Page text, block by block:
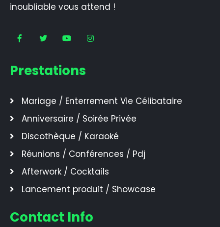
inoubliable vous attend !
Prestations
Mariage / Enterrement Vie Célibataire
Anniversaire / Soirée Privée
Discothèque / Karaoké
Réunions / Conférences / Pdj
Afterwork / Cocktails
Lancement produit / Showcase
Contact Info